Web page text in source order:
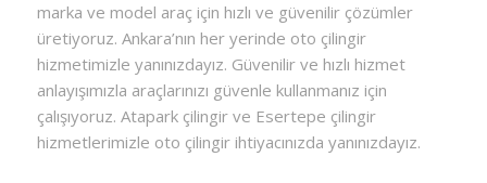
marka ve model araç için hızlı ve güvenilir çözümler
üretiyoruz. Ankara’nın her yerinde oto çilingir
hizmetimizle yanınızdayız. Güvenilir ve hızlı hizmet
anlayışımızla araçlarınızı güvenle kullanmanız için
çalışıyoruz. Atapark çilingir ve Esertepe çilingir
hizmetlerimizle oto çilingir ihtiyacınızda yanınızdayız.